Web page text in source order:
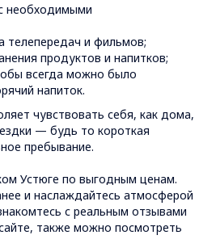
необходимыми
телепередач и фильмов;
продуктов и напитков;
всегда можно было
напиток.
чувствовать себя, как дома,
— будь то короткая
пребывание.
Устюге по выгодным ценам.
и наслаждайтесь атмосферой
с реальным отзывами
также можно посмотреть